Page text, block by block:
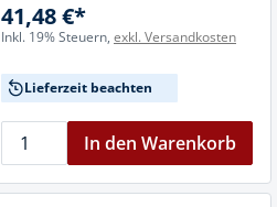
41,48 €*
Inkl. 19% Steuern, exkl. Versandkosten
Lieferzeit beachten
In den Warenkorb